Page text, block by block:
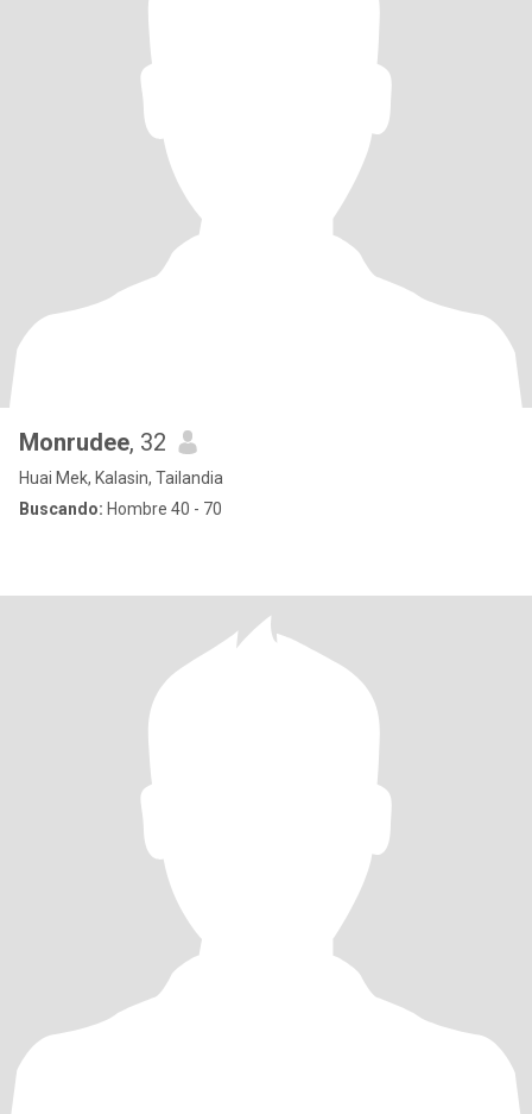
Monrudee, 32
Huai Mek, Kalasin, Tailandia
Buscando: Hombre 40 - 70